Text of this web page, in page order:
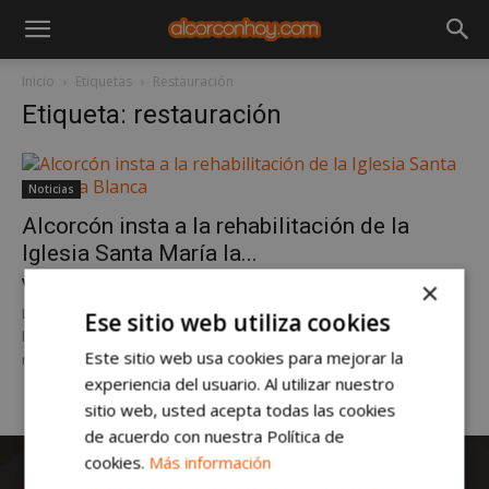
Inicio Etiquetas Restauración
Etiqueta: restauración
Noticias
Alcorcón insta a la rehabilitación de la
Iglesia Santa María la...
Víctor Guillén Pérez
La Comunidad de Madrid y la Dirección general de Patrimonio son
las instituciones competentes en este asunto. Alcorcón insta a la
rehabilitación de la...
×
Ese sitio web utiliza cookies
Este sitio web usa cookies para mejorar la
experiencia del usuario. Al utilizar nuestro
sitio web, usted acepta todas las cookies
de acuerdo con nuestra Política de
cookies. Más información